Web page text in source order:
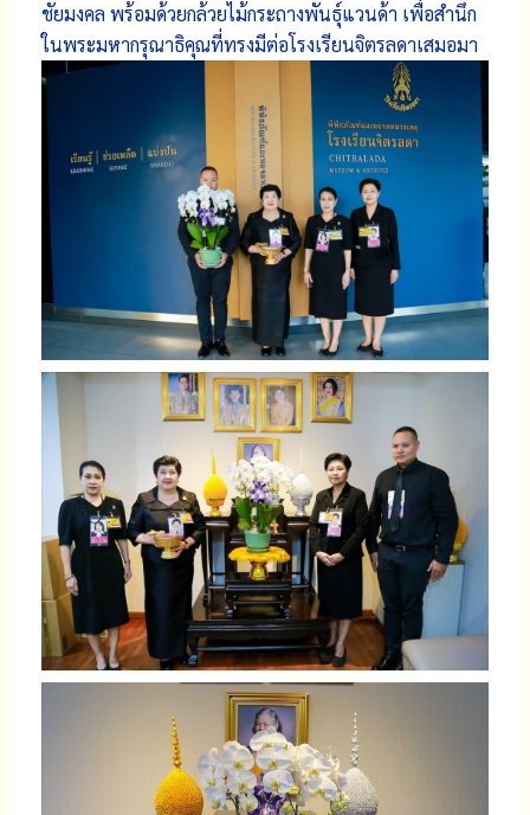
ชัยมงคล พร้อมด้วยกล้วยไม้กระถางพันธุ์แวนด้า เพื่อสำนึก
ในพระมหากรุณาธิคุณที่ทรงมีต่อโรงเรียนจิตรลดาเสมอมา